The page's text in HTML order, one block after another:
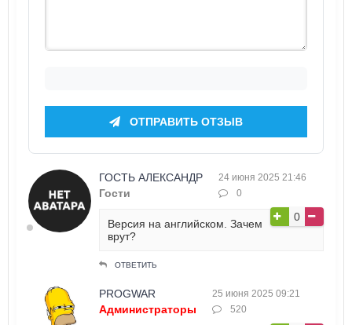
ОТПРАВИТЬ ОТЗЫВ
ГОСТЬ АЛЕКСАНДР
Гости
24 июня 2025 21:46
0
0
Версия на английском. Зачем
врут?
ОТВЕТИТЬ
PROGWAR
Администраторы
25 июня 2025 09:21
520